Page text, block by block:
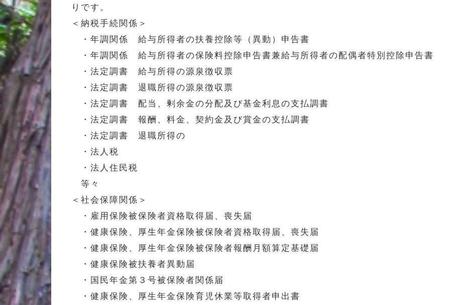
りです。
＜納税手続関係＞
・年調関係 給与所得者の扶養控除等（異動）申告書
・年調関係 給与所得者の保険料控除申告書兼給与所得者の配偶者特別控除申告書
・法定調書 給与所得の源泉徴収票
・法定調書 退職所得の源泉徴収票
・法定調書 配当、剰余金の分配及び基金利息の支払調書
・法定調書 報酬、料金、契約金及び賞金の支払調書
・法定調書 退職所得の
・法人税
・法人住民税
等々
＜社会保障関係＞
・雇用保険被保険者資格取得届、喪失届
・健康保険、厚生年金保険被保険者資格取得届、喪失届
・健康保険、厚生年金保険被保険者報酬月額算定基礎届
・健康保険被扶養者異動届
・国民年金第３号被保険者関係届
・健康保険、厚生年金保険育児休業等取得者申出書